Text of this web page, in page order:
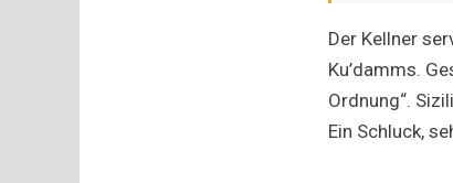
Der Kellner
Ku’damms.
Ordnung“.
Ein Schluck,